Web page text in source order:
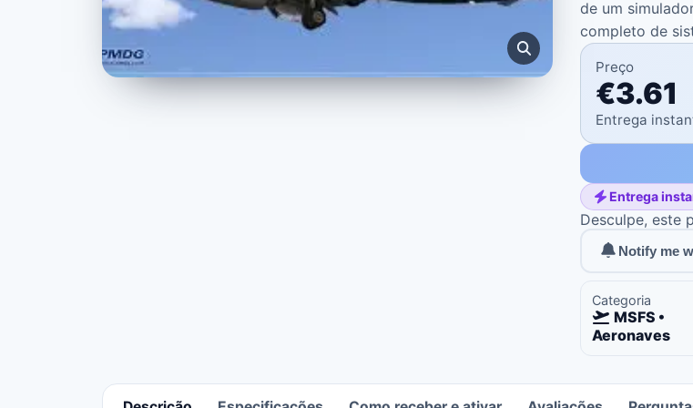
de um
completo de
Preço
€3.61
Entrega
Entrega
Desculpe, este
Notify me
Categoria
MSFS •
Aeronaves